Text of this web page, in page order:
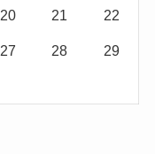
20 21 22
27 28 29